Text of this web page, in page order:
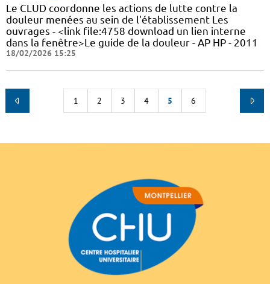
Le CLUD coordonne les actions de lutte contre la
douleur menées au sein de l'établissement Les
ouvrages - <link file:4758 download un lien interne
dans la fenêtre>Le guide de la douleur - AP HP - 2011
18/02/2026 15:25
1 2 3 4 5 6